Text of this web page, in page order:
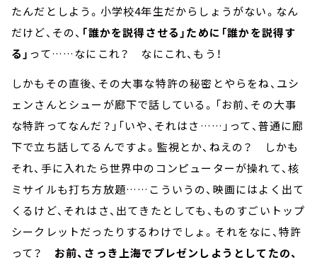
たんだとしよう。小学校4年生だからしょうがない。なん
だけど、その、 「誰かを説得させる」ために「誰かを説得す
る」 って……なにこれ？ なにこれ、もう！
しかもその直後、その大事な特許の秘密とやらをね、ユシ
ェンさんとシューが廊下で話している。「お前、その大事
な特許ってなんだ？」「いや、それはさ……」って、普通に廊
下で立ち話してるんですよ。監視とか、ねえの？ しかも
それ、手に入れたら世界中のコンピューターが操れて、核
ミサイルも打ち方放題……こういうの、映画にはよく出て
くるけど、それはさ、出てきたとしても、ものすごいトップ
シークレットだったりするわけでしょ。それをなに、特許
って？ お前、さっき上海でプレゼンしようとしてたの、